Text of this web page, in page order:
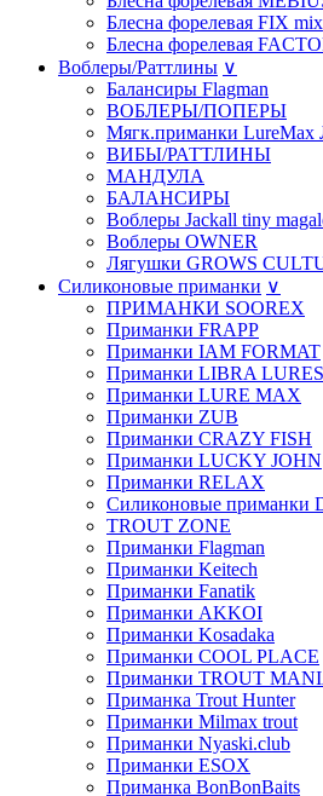
Блесна форелевая FIX mix
Блесна форелевая
Воблеры/Раттлины ∨
Балансиры Flagman
ВОБЛЕРЫ/ПОПЕРЫ
Мягк.приманки LureMax
ВИБЫ/РАТТЛИНЫ
МАНДУЛА
БАЛАНСИРЫ
Воблеры Jackall tiny
Воблеры OWNER
Лягушки GROWS
Силиконовые приманки ∨
ПРИМАНКИ SOOREX
Приманки FRAPP
Приманки IAM FORMAT
Приманки LIBRA LURES
Приманки LURE MAX
Приманки ZUB
Приманки CRAZY FISH
Приманки LUCKY JOHN
Приманки RELAX
Силиконовые приманки
TROUT ZONE
Приманки Flagman
Приманки Keitech
Приманки Fanatik
Приманки AKKOI
Приманки Kosadaka
Приманки COOL PLACE
Приманки TROUT
Приманка Trout Hunter
Приманки Milmax trout
Приманки Nyaski.club
Приманки ESOX
Приманка BonBonBaits